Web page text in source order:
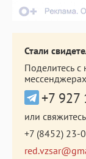
Стали
Поделитесь
+7 927
или
+7 (8452) 23-